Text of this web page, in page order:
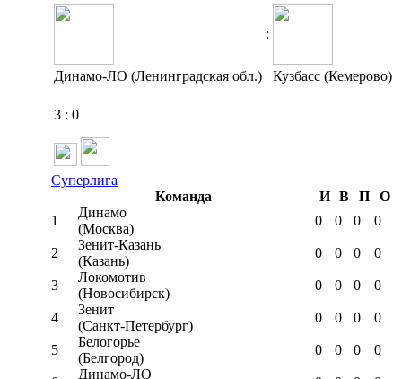
:
Динамо-ЛО (Ленинградская обл.) Кузбасс (Кемерово)
3 : 0
Суперлига
Команда
И В П
О
1
Динамо
(Москва)
0 0 0 0
2
Зенит-Казань
(Казань)
0 0 0 0
3
Локомотив
(Новосибирск)
0 0 0 0
4
Зенит
(Санкт-Петербург)
0 0 0 0
5
Белогорье
(Белгород)
0 0 0 0
Динамо-ЛО